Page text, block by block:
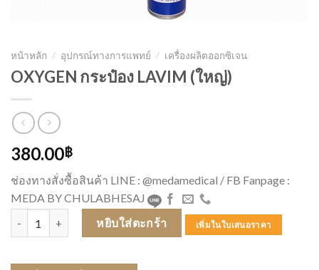
หน้าหลัก / อุปกรณ์ทางการแพทย์ / เครื่องผลิตออกซิเจน
OXYGEN กระป๋อง LAVIM (ใหญ่)
380.00฿
ช่องทางสั่งซื้อสินค้า LINE : @medamedical / FB Fanpage :
MEDA BY CHULABHESAJ
จำนวน OXYGEN กระป๋อง LAVIM (ใหญ่) ชิ้น
หยิบใส่ตะกร้า เพิ่มในใบเสนอราคา